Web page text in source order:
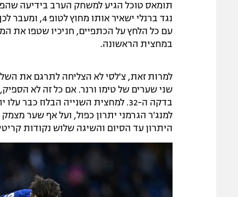
תומאס טוכל הגיע למשחק הערב בידיעה
נגד ברנלי
עם כל הלחץ על הכתפיים, חניכיו שטפו את
במחצית הראשונה.
למרות זאת, צ'לסי לא הצליחה לתרגם את
שני שערים של טימו ורנר. אם כל זה לא
בדקה ה-32. למחצית השנייה הבלוז
למנג'ר הגרמני יתרון כפול, ועל אף שער
היתרון עד הסיום והשיגה שלוש נקודות